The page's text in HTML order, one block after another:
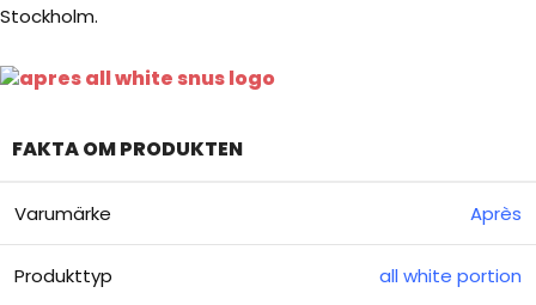
Stockholm.
FAKTA OM PRODUKTEN
Varumärke Après
Produkttyp all white portion